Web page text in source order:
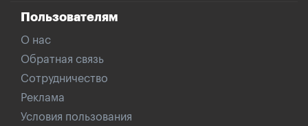
Пользователям
О нас
Обратная связь
Сотрудничество
Реклама
Условия пользования